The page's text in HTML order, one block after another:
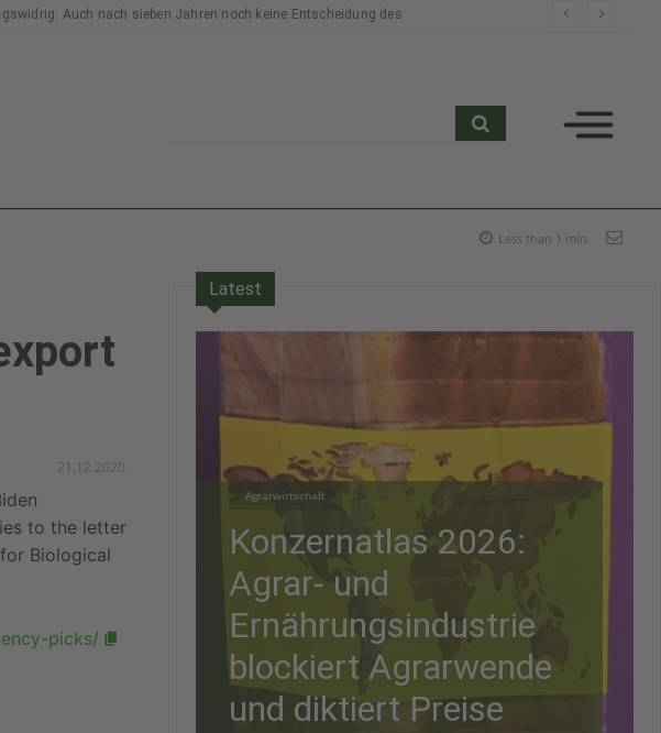
Auch nach sieben Jahren noch keine Entscheidung des
Less than 1 min.
21.12.2020
to the letter
Biological
picks/
Latest
Agrarwirtschaft
Konzernatlas 2026:
Agrar- und
Ernährungsindustrie
blockiert Agrarwende
und diktiert Preise